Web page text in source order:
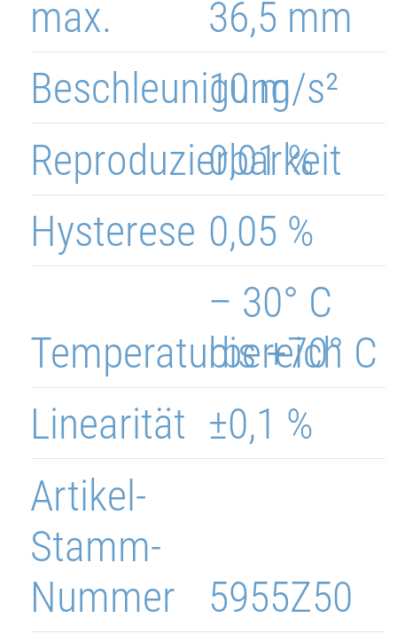
36,5 mm
max.
10 m/s²
Beschleunigung
0,01 %
Reproduzierbarkeit
0,05 %
Hysterese
– 30° C
bis +70° C
Temperaturbereich
±0,1 %
Linearität
5955Z50
Artikel-
Stamm-
Nummer